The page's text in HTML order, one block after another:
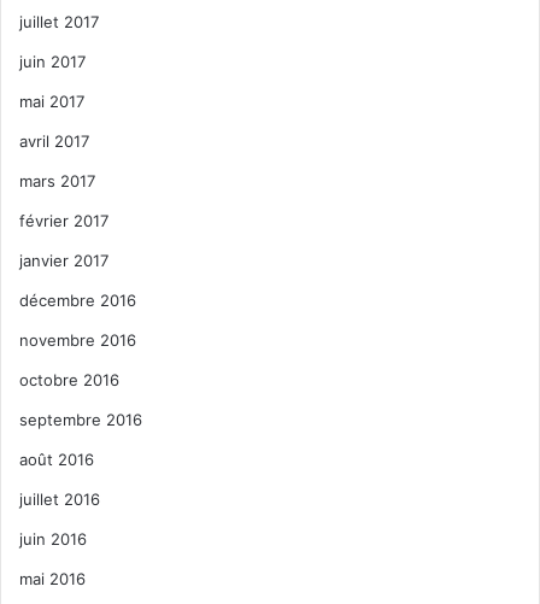
juillet 2017
juin 2017
mai 2017
avril 2017
mars 2017
février 2017
janvier 2017
décembre 2016
novembre 2016
octobre 2016
septembre 2016
août 2016
juillet 2016
juin 2016
mai 2016